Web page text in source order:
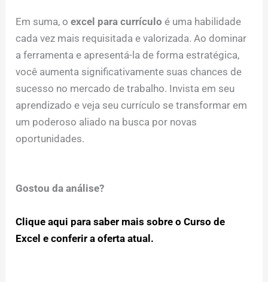
Em suma, oexcel para currículo é uma habilidade
cada vez mais requisitada e valorizada. Ao dominar
a ferramenta e apresentá-la de forma estratégica,
você aumenta significativamente suas chances de
sucesso no mercado de trabalho. Invista em seu
aprendizado e veja seu currículo se transformar em
um poderoso aliado na busca por novas
oportunidades.
Gostou da análise?
Clique aqui para saber mais sobre o Curso de
Excel e conferir a oferta atual.